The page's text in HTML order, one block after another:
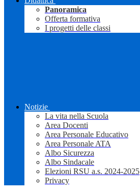
Panoramica
Offerta formativa
I progetti delle classi
Notizie
La vita nella Scuola
Area Docenti
Area Personale Educativo
Area Personale ATA
Albo Sicurezza
Albo Sindacale
Elezioni RSU a.s. 2024-2025
Privacy